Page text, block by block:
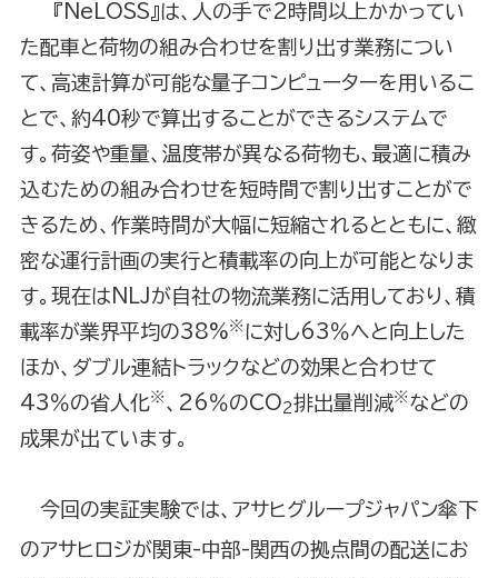
『NeLOSS』は、人の手で2時間以上かかってい
た配車と荷物の組み合わせを割り出す業務につい
て、高速計算が可能な量子コンピューターを用いるこ
とで、約40秒で算出することができるシステムで
す。荷姿や重量、温度帯が異なる荷物も、最適に積み
込むための組み合わせを短時間で割り出すことがで
きるため、作業時間が大幅に短縮されるとともに、緻
密な運行計画の実行と積載率の向上が可能となりま
す。現在はNLJが自社の物流業務に活用しており、積
載率が業界平均の38%※に対し63％へと向上した
ほか、ダブル連結トラックなどの効果と合わせて
43％の省人化※、26％のCO2排出量削減※などの
成果が出ています。
今回の実証実験では、アサヒグループジャパン傘下
のアサヒロジが関東-中部-関西の拠点間の配送にお